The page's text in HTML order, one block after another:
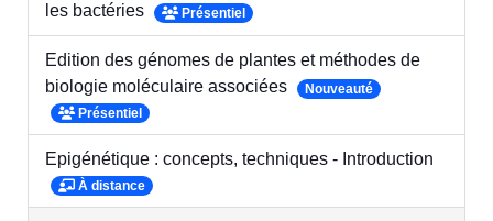
les bactéries
Présentiel
Edition des génomes de plantes et méthodes de
biologie moléculaire associées
Nouveauté
Présentiel
Epigénétique : concepts, techniques - Introduction
À distance